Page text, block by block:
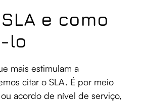
e como
lo
mais estimulam a
citar o SLA. É por meio
acordo de nível de serviço,